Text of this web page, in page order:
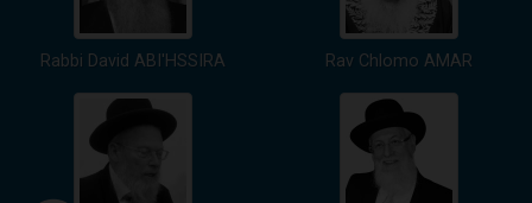
Rabbi David ABI'HSSIRA Rav Chlomo AMAR